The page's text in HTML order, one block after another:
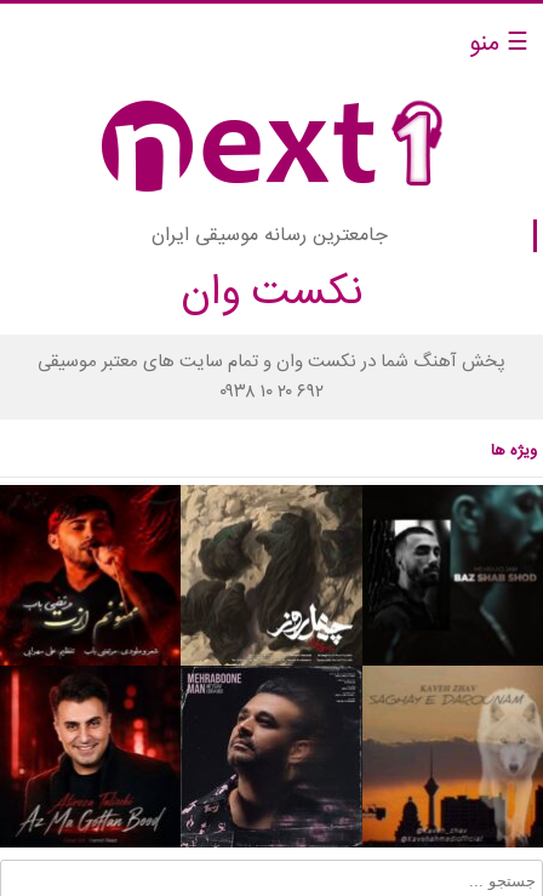
☰ منو
جامعترین رسانه موسیقی ایران
نکست وان
پخش آهنگ شما در نکست وان و تمام سایت های معتبر موسیقی
۰۹۳۸ ۱۰ ۲۰ ۶۹۲
ویژه ها